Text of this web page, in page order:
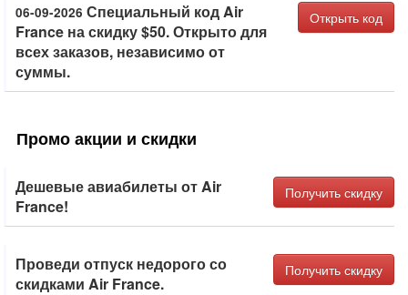
06-09-2026 Специальный код Air
France на скидку $50. Открыто для
всех заказов, независимо от
суммы.
Открыть код
Промо акции и скидки
Дешевые авиабилеты от Air
France!
Получить скидку
Проведи отпуск недорого со
скидками Air France.
Получить скидку